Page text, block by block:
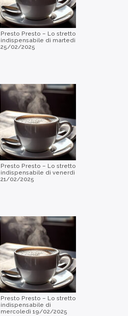
Presto Presto – Lo stretto
indispensabile di martedì
25/02/2025
Presto Presto – Lo stretto
indispensabile di venerdì
21/02/2025
Presto Presto – Lo stretto
indispensabile di
mercoledì 19/02/2025